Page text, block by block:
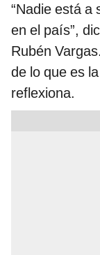
“Nadie está a
en el país”,
Rubén
de lo que es
reflexiona.